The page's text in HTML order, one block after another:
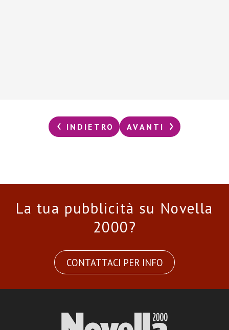
INDIETRO AVANTI
La tua pubblicità su Novella
2000?
CONTATTACI PER INFO